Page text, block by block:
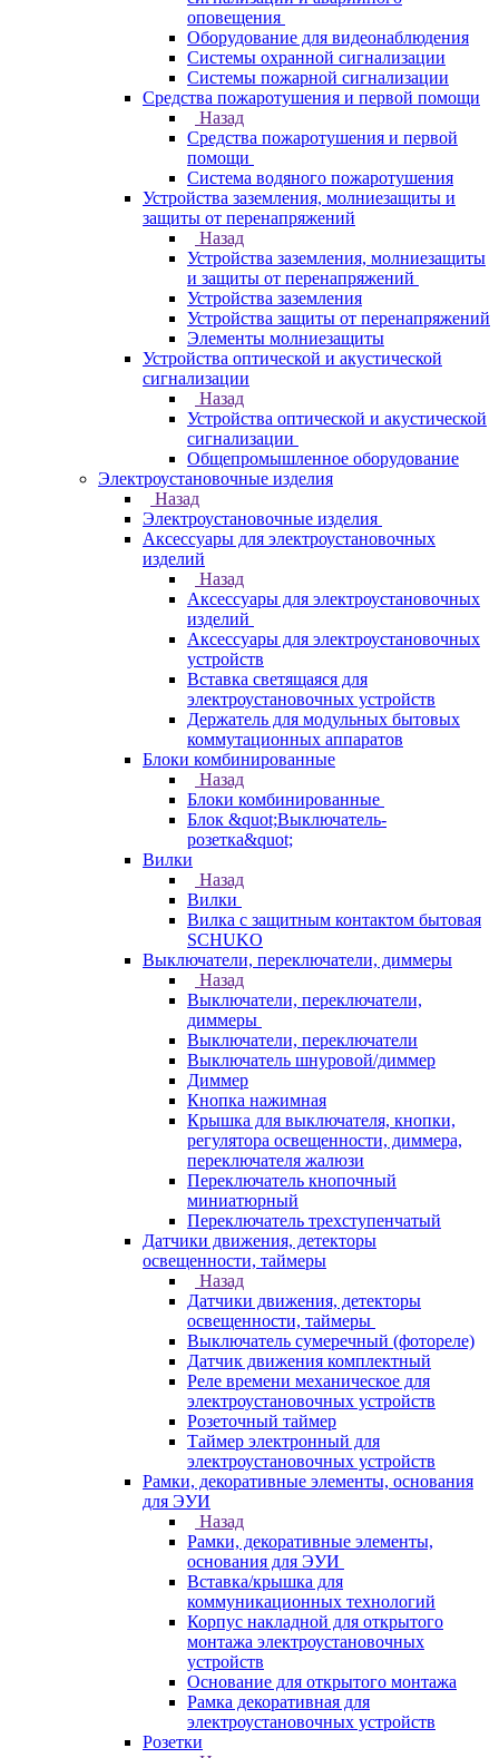
оповещения
Оборудование для видеонаблюдения
Системы охранной сигнализации
Системы пожарной сигнализации
Средства пожаротушения и первой помощи
Назад
Средства пожаротушения и первой
помощи
Система водяного пожаротушения
Устройства заземления, молниезащиты и
защиты от перенапряжений
Назад
Устройства заземления, молниезащиты
и защиты от перенапряжений
Устройства заземления
Устройства защиты от перенапряжений
Элементы молниезащиты
Устройства оптической и акустической
сигнализации
Назад
Устройства оптической и акустической
сигнализации
Общепромышленное оборудование
Электроустановочные изделия
Назад
Электроустановочные изделия
Аксессуары для электроустановочных
изделий
Назад
Аксессуары для электроустановочных
изделий
Аксессуары для электроустановочных
устройств
Вставка светящаяся для
электроустановочных устройств
Держатель для модульных бытовых
коммутационных аппаратов
Блоки комбинированные
Назад
Блоки комбинированные
Блок &quot;Выключатель-
розетка&quot;
Вилки
Назад
Вилки
Вилка с защитным контактом бытовая
SCHUKO
Выключатели, переключатели, диммеры
Назад
Выключатели, переключатели,
диммеры
Выключатели, переключатели
Выключатель шнуровой/диммер
Диммер
Кнопка нажимная
Крышка для выключателя, кнопки,
регулятора освещенности, диммера,
переключателя жалюзи
Переключатель кнопочный
миниатюрный
Переключатель трехступенчатый
Датчики движения, детекторы
освещенности, таймеры
Назад
Датчики движения, детекторы
освещенности, таймеры
Выключатель сумеречный (фотореле)
Датчик движения комплектный
Реле времени механическое для
электроустановочных устройств
Розеточный таймер
Таймер электронный для
электроустановочных устройств
Рамки, декоративные элементы, основания
для ЭУИ
Назад
Рамки, декоративные элементы,
основания для ЭУИ
Вставка/крышка для
коммуникационных технологий
Корпус накладной для открытого
монтажа электроустановочных
устройств
Основание для открытого монтажа
Рамка декоративная для
электроустановочных устройств
Розетки